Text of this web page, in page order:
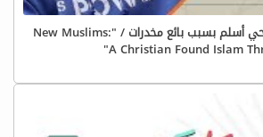
المسلمون الجدد | مسيحي أسلم بسبب بائع مخدرات / "New Muslims:
A Christian Found Islam